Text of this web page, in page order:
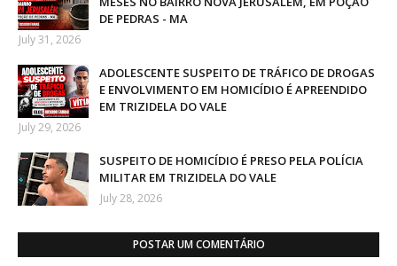
DE PEDRAS - MA
July 31, 2026
ADOLESCENTE SUSPEITO DE TRÁFICO DE DROGAS
E ENVOLVIMENTO EM HOMICÍDIO É APREENDIDO
EM TRIZIDELA DO VALE
July 29, 2026
SUSPEITO DE HOMICÍDIO É PRESO PELA POLÍCIA
MILITAR EM TRIZIDELA DO VALE
July 28, 2026
POSTAR UM COMENTÁRIO